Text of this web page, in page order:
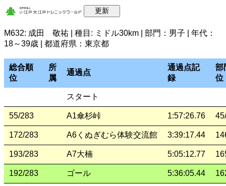
M632: 成田 敬祐 | 種目: ミドル30km | 部門：男子 | 年代：
18～39歳 | 都道府県：東京都
総合順
位
所
属
通過点
通過点記
録
部
位
スタート
55/283 A1傘杉峠 1:57:26.76
172/283 A6くぬぎむら体験交流館 3:39:17.44
193/283 A7大楠 5:05:12.77
192/283 ゴール 5:36:05.44